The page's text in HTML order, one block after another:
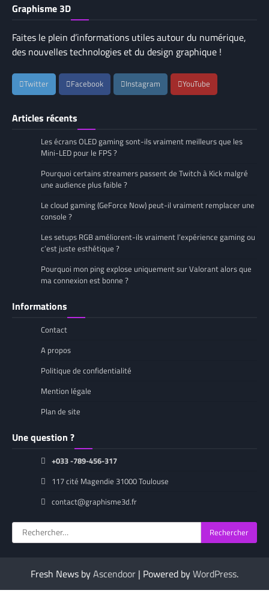
Graphisme 3D
Faites le plein d’informations utiles autour du numérique,
des nouvelles technologies et du design graphique !
Twitter Facebook Instagram YouTube
Articles récents
Les écrans OLED gaming sont-ils vraiment meilleurs que les
Mini-LED pour le FPS ?
Pourquoi certains streamers passent de Twitch à Kick malgré
une audience plus faible ?
Le cloud gaming (GeForce Now) peut-il vraiment remplacer une
console ?
Les setups RGB améliorent-ils vraiment l’expérience gaming ou
c’est juste esthétique ?
Pourquoi mon ping explose uniquement sur Valorant alors que
ma connexion est bonne ?
Informations
Contact
A propos
Politique de confidentialité
Mention légale
Plan de site
Une question ?
+033 -789-456-317
117 cité Magendie 31000 Toulouse
contact@graphisme3d.fr
Rechercher :
Fresh News byAscendoor | Powered byWordPress.